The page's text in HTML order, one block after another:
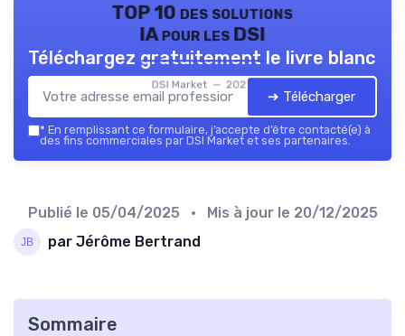
TOP 10 des solutions
IA pour les DSI
DSI Market — 2026
Téléchargez gratuitement le livre blanc
➔ Télécharger
* En remplissant ce formulaire, j’accepte d’être contacté(e) à
des fins commerciales par DSI Market et ses partenaires.
Publié le 05/04/2025 • Mis à jour le 20/12/2025
par Jérôme Bertrand
Sommaire